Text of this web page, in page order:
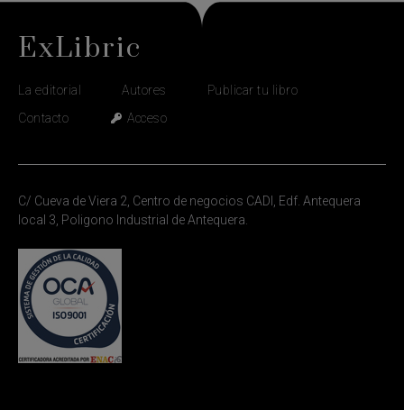
ExLibric
La editorial Autores
Publicar tu libro
Contacto
Acceso
C/ Cueva de Viera 2, Centro de negocios CADI, Edf. Antequera
local 3, Poligono Industrial de Antequera.